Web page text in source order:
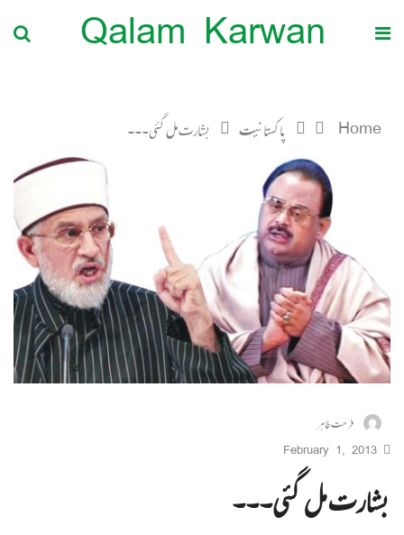
Qalam Karwan
Home پاکستانیت بشارت مل گئی۔۔۔
فرحت طاہر
February 1, 2013
بشارت مل گئی۔۔۔